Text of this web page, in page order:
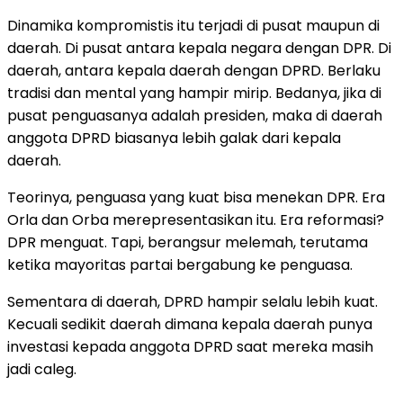
Dinamika kompromistis itu terjadi di pusat maupun di
daerah. Di pusat antara kepala negara dengan DPR. Di
daerah, antara kepala daerah dengan DPRD. Berlaku
tradisi dan mental yang hampir mirip. Bedanya, jika di
pusat penguasanya adalah presiden, maka di daerah
anggota DPRD biasanya lebih galak dari kepala
daerah.
Teorinya, penguasa yang kuat bisa menekan DPR. Era
Orla dan Orba merepresentasikan itu. Era reformasi?
DPR menguat. Tapi, berangsur melemah, terutama
ketika mayoritas partai bergabung ke penguasa.
Sementara di daerah, DPRD hampir selalu lebih kuat.
Kecuali sedikit daerah dimana kepala daerah punya
investasi kepada anggota DPRD saat mereka masih
jadi caleg.